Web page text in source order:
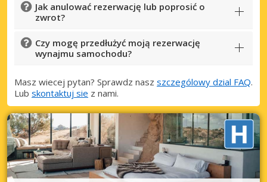
Jak anulować rezerwację lub poprosić o
zwrot?
Czy mogę przedłużyć moją rezerwację
wynajmu samochodu?
Masz wiecej pytan? Sprawdz nasz szczególowy dzial FAQ.
Lub skontaktuj sie z nami.